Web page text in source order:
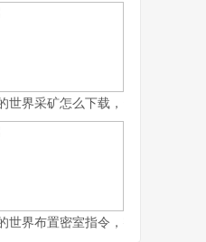
虚拟海滨的坐标与意义
世界采矿怎么下载，资深玩家的完
家数据管理指南
世界布置密室指令，密室逃脱的指